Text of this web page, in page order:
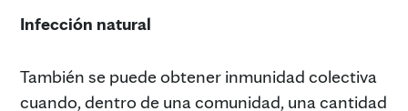
Infección natural
También se puede obtener inmunidad colectiva
cuando, dentro de una comunidad, una cantidad